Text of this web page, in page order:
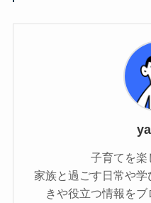
子育てを楽
家族と過ごす日常や
きや役立つ情報をブ